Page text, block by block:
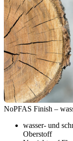
NoPFAS Finish –
wasser- und
Oberstoff